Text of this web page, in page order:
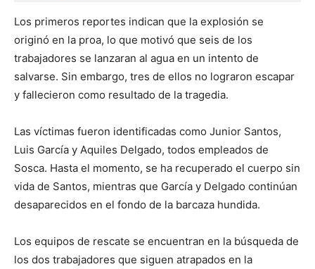
Los primeros reportes indican que la explosión se
originó en la proa, lo que motivó que seis de los
trabajadores se lanzaran al agua en un intento de
salvarse. Sin embargo, tres de ellos no lograron escapar
y fallecieron como resultado de la tragedia.
Las víctimas fueron identificadas como Junior Santos,
Luis García y Aquiles Delgado, todos empleados de
Sosca. Hasta el momento, se ha recuperado el cuerpo sin
vida de Santos, mientras que García y Delgado continúan
desaparecidos en el fondo de la barcaza hundida.
Los equipos de rescate se encuentran en la búsqueda de
los dos trabajadores que siguen atrapados en la